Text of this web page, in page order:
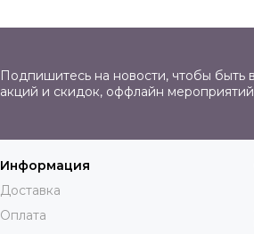
Подпишитесь на новости, чтобы быть
акций и скидок, оффлайн
Информация
Доставка
Оплата